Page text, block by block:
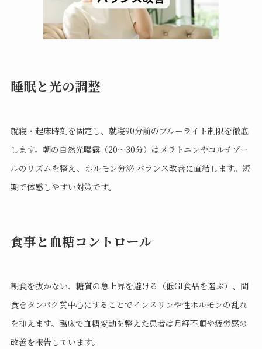
睡眠と光の調整
就寝・起床時刻を固定し、就寝90分前のブルーライト制限を徹底
します。朝の自然光曝露（20〜30分）はメラトニンやコルチゾー
ルのリズムを整え、ホルモン分泌 バランス改善に直結します。短
期で体感しやすい対策です。
食事と血糖コントロール
朝食を抜かない、糖質の急上昇を避ける（低GI食品を選ぶ）、間
食をタンパク質中心にすることでインスリンや性ホルモンの乱れ
を抑えます。臨床で血糖変動を整えた患者は月経不順や疲労感の
改善を報告しています。